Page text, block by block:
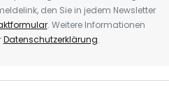
den Sie in jedem Newsletter
. Weitere Informationen
Datenschutzerklärung.